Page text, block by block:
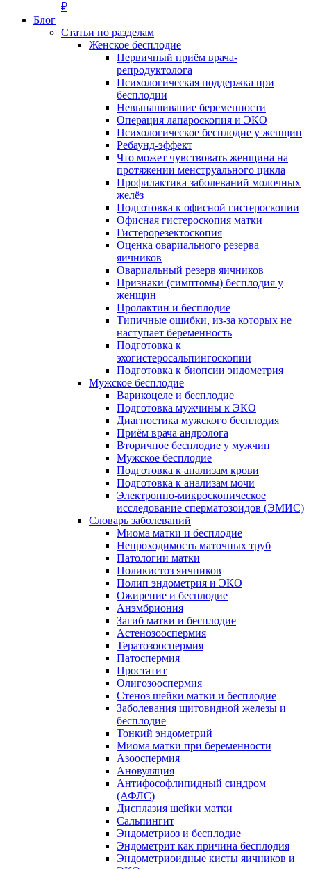
₽
Блог
Статьи по разделам
Женское бесплодие
Первичный приём врача-
репродуктолога
Психологическая поддержка при
бесплодии
Невынашивание беременности
Операция лапароскопия и ЭКО
Психологическое бесплодие у женщин
Ребаунд-эффект
Что может чувствовать женщина на
протяжении менструального цикла
Профилактика заболеваний молочных
желёз
Подготовка к офисной гистероскопии
Офисная гистероскопия матки
Гистерорезектоскопия
Оценка овариального резерва
яичников
Овариальный резерв яичников
Признаки (симптомы) бесплодия у
женщин
Пролактин и бесплодие
Типичные ошибки, из-за которых не
наступает беременность
Подготовка к
эхогистеросальпингоскопии
Подготовка к биопсии эндометрия
Мужское бесплодие
Варикоцеле и бесплодие
Подготовка мужчины к ЭКО
Диагностика мужского бесплодия
Приём врача андролога
Вторичное бесплодие у мужчин
Мужское бесплодие
Подготовка к анализам крови
Подготовка к анализам мочи
Электронно-микроскопическое
исследование сперматозоидов (ЭМИC)
Словарь заболеваний
Миома матки и бесплодие
Непроходимость маточных труб
Патологии матки
Поликистоз яичников
Полип эндометрия и ЭКО
Ожирение и бесплодие
Анэмбриония
Загиб матки и бесплодие
Астенозооспермия
Тератозооспермия
Патоспермия
Простатит
Олигозооспермия
Стеноз шейки матки и бесплодие
Заболевания щитовидной железы и
бесплодие
Тонкий эндометрий
Миома матки при беременности
Азооспермия
Ановуляция
Антифософлипидный синдром
(АФЛС)
Дисплазия шейки матки
Сальпингит
Эндометриоз и бесплодие
Эндометрит как причина бесплодия
Эндометриоидные кисты яичников и